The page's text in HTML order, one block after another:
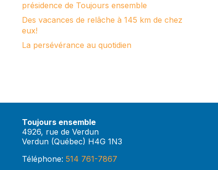
présidence de Toujours ensemble
Des vacances de relâche à 145 km de chez
eux!
La persévérance au quotidien
Toujours ensemble
4926, rue de Verdun
Verdun (Québec) H4G 1N3
Téléphone: 514 761-7867